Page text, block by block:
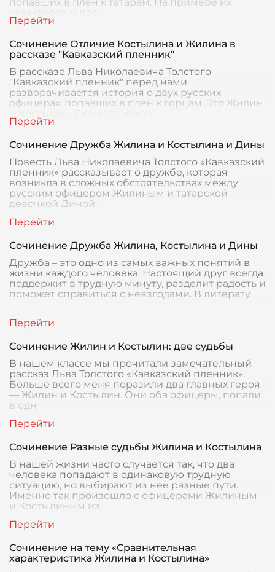
Сочинение Отличие Костылина и Жилина в
рассказе "Кавказский пленник"
В рассказе Льва Николаевича Толстого
"Кавказский пленник" перед нами
разворачивается история о двух русских
офицерах, попавших в плен к горцам. Это Жилин
и Костылин. С самого начал
Сочинение Дружба Жилина и Костылина и Дины
Повесть Льва Николаевича Толстого «Кавказский
пленник» рассказывает о дружбе, которая
возникла в сложных обстоятельствах между
русским офицером Жилиным и татарской
девочкой Диной,
Сочинение Дружба Жилина, Костылина и Дины
Дружба – это одно из самых важных понятий в
жизни каждого человека. Настоящий друг всегда
поддержит в трудную минуту, разделит радость и
поможет справиться с невзгодами. В литерату
Сочинение Жилин и Костылин: две судьбы
В нашем классе мы прочитали замечательный
рассказ Льва Толстого «Кавказский пленник».
Больше всего меня поразили два главных героя
— Жилин и Костылин. Они оба офицеры, попали
в одн
Сочинение Разные судьбы Жилина и Костылина
В нашей жизни часто случается так, что два
человека попадают в одинаковую трудную
ситуацию, но выбирают из нее разные пути.
Именно так произошло с офицерами Жилиным
и Костылиным из
Сочинение на тему «Сравнительная
характеристика Жилина и Костылина»